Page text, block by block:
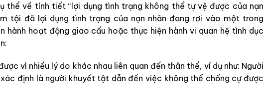
thể về tính tiết “lợi dụng tình trạng không thể tự vệ được của nạn
tội đã lợi dụng tình trạng của nạn nhân đang rơi vào một trong
hành hoạt động giao cấu hoặc thực hiện hành vi quan hệ tình dục
vì nhiều lý do khác nhau liên quan đến thân thể, ví dụ như: Người
định là người khuyết tật dẫn đến việc không thể chống cự được